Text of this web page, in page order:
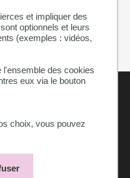
et impliquer des
optionnels et leurs
(exemples : vidéos,
l'ensemble des cookies
eux via le bouton
choix, vous pouvez